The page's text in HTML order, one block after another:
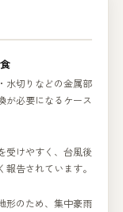
水切りなどの金属部
が必要になるケース
受けやすく、台風後
告されています。
形のため、集中豪雨